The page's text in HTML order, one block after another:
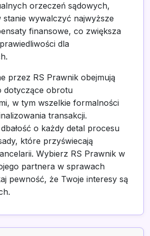
orzeczeń sądowych,
stanie wywalczyć najwyższe
finansowe, co zwiększa
dla
przez RS Prawnik obejmują
dotyczące obrotu
w tym wszelkie formalności
transakcji.
o każdy detal procesu
które przyświecają
Wybierz RS Prawnik w
partnera w sprawach
pewność, że Twoje interesy są